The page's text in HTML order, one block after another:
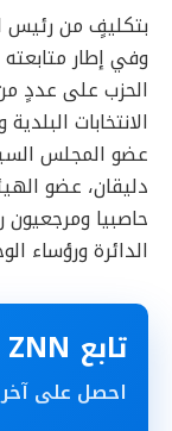
بتكليفٍ من رئيس
وفي إطار
الحزب على عددٍ
الانتخابات
عضو المجلس
دليقان، عضو
حاصبيا
الدائرة ورؤساء
تابع ZNN على تيليغرام
احصل على آخر